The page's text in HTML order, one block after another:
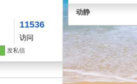
11536
访问
发私信
动静